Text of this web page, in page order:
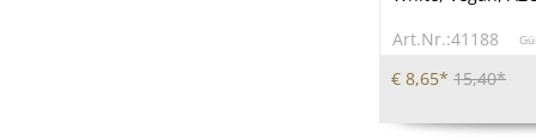
Art.Nr.:41188
€ 8,65* 15,40*